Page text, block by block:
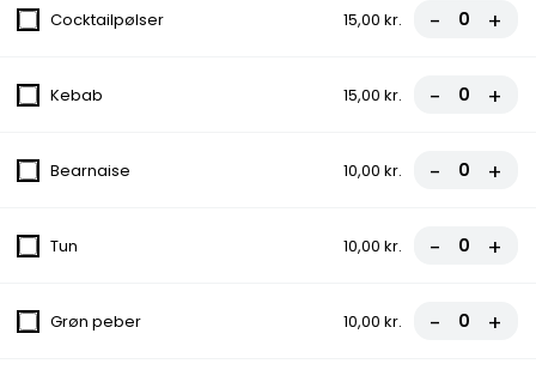
Tomatsauce, Ost, Bacon, Cocktailpølser,
fra 90,00 kr.
9. Vildtbanegård Specia Pizza
fra 85,50 kr.
10. Ramo Pizza
Cocktailpølser 15,00 kr. - +
Kebab 15,00 kr. - +
Bearnaise 10,00 kr. - +
Tun 10,00 kr. - +
Grøn peber 10,00 kr. - +